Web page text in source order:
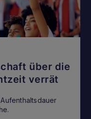
über die
verrät